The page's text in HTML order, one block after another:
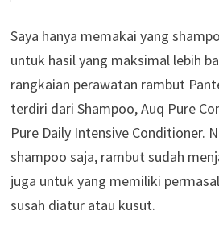
Saya hanya memakai yang
untuk hasil yang maksimal lebih
rangkaian perawatan rambut
terdiri dari Shampoo, Auq Pure
Pure Daily Intensive Conditioner.
shampoo saja, rambut sudah
juga untuk yang memiliki
susah diatur atau kusut.